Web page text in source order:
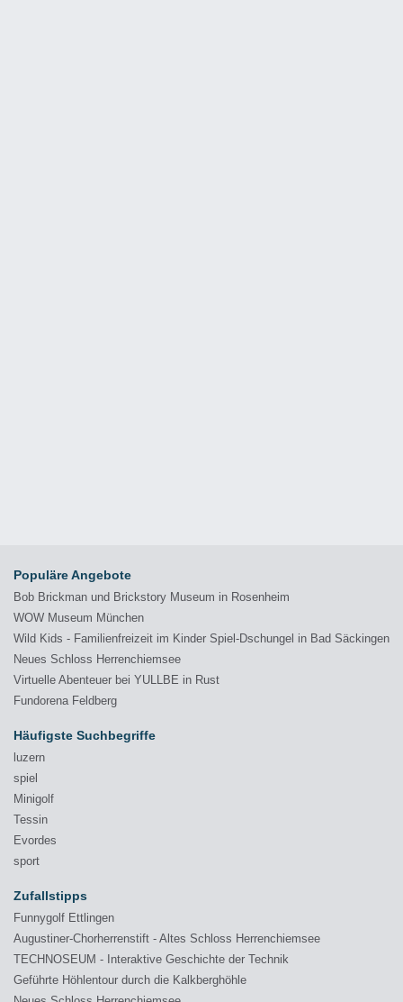
Populäre Angebote
Bob Brickman und Brickstory Museum in Rosenheim
WOW Museum München
Wild Kids - Familienfreizeit im Kinder Spiel-Dschungel in Bad Säckingen
Neues Schloss Herrenchiemsee
Virtuelle Abenteuer bei YULLBE in Rust
Fundorena Feldberg
Häufigste Suchbegriffe
luzern
spiel
Minigolf
Tessin
Evordes
sport
Zufallstipps
Funnygolf Ettlingen
Augustiner-Chorherrenstift - Altes Schloss Herrenchiemsee
TECHNOSEUM - Interaktive Geschichte der Technik
Geführte Höhlentour durch die Kalkberghöhle